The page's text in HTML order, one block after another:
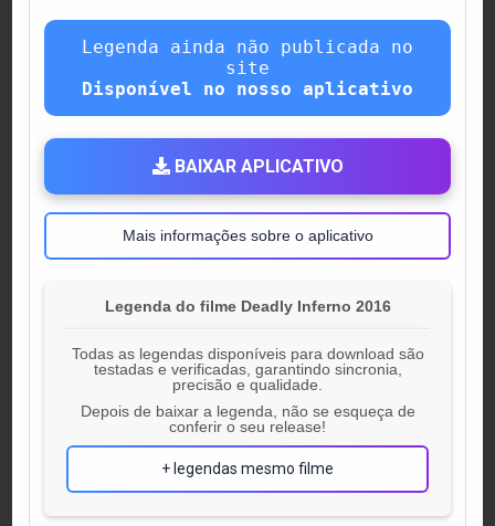
Legenda ainda não publicada no
site
Disponível no nosso aplicativo
BAIXAR APLICATIVO
Mais informações sobre o aplicativo
Legenda do filme Deadly Inferno 2016
Todas as legendas disponíveis para download são
testadas e verificadas, garantindo sincronia,
precisão e qualidade.
Depois de baixar a legenda, não se esqueça de
conferir o seu release!
+ legendas mesmo filme